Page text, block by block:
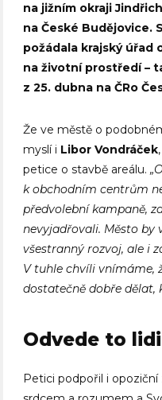
na jižním okraji
na České Budějovice.
požádala krajský úřad
na životní prostředí –
z 25. dubna na ČRo
Že ve městě o
myslí i Libor Vondráček
petice o stavbě areálu.
k obchodním centrům
předvolební kampaně,
nevyjadřovali. Město
všestranný rozvoj, ale i
V tuhle chvíli vnímáme,
dostatečně dobře dělat,
Odvede to
Petici podpořil i